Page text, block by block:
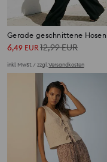
Gerade geschnittene Hosen
6,49 EUR 12,99EUR
inkl. MwSt. / zzgl.Versandkosten